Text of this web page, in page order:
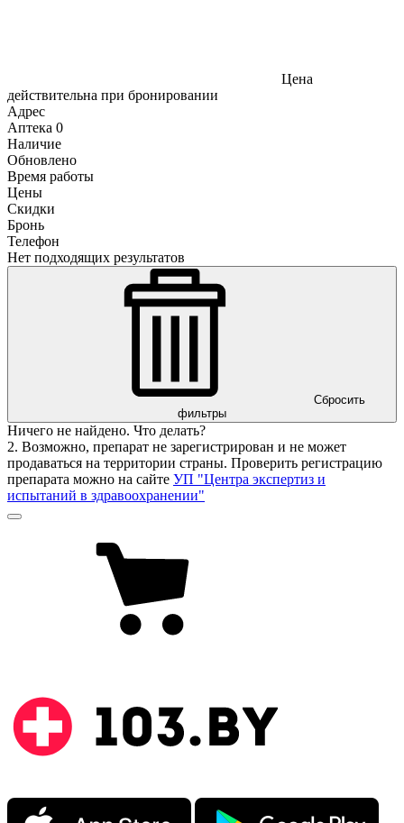
Цена
действительна при бронировании
Адрес
Аптека 0
Наличие
Обновлено
Время работы
Цены
Скидки
Бронь
Телефон
Нет подходящих результатов
Сбросить
фильтры
Ничего не найдено. Что делать?
2. Возможно, препарат не зарегистрирован и не может
продаваться на территории страны. Проверить регистрацию
препарата можно на сайте УП "Центра экспертиз и
испытаний в здравоохранении"